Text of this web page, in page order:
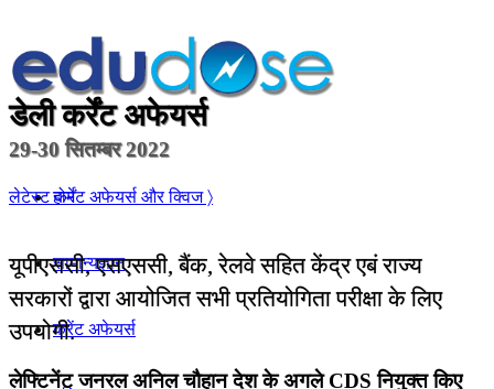
होम
सामान्यज्ञान
करेंट अफेयर्स
डेली कर्रेंट अफेयर्स
29-30 सितम्बर 2022
लेटेस्ट कर्रेंट अफेयर्स और क्विज 〉
यूपीएससी, एसएससी, बैंक, रेलवे सहित केंद्र एबं राज्य
सरकारों द्वारा आयोजित सभी प्रतियोगिता परीक्षा के लिए
उपयोगी.
लेफ्ट‍िनेंट जनरल अनिल चौहान देश के अगले CDS नियुक्त किए